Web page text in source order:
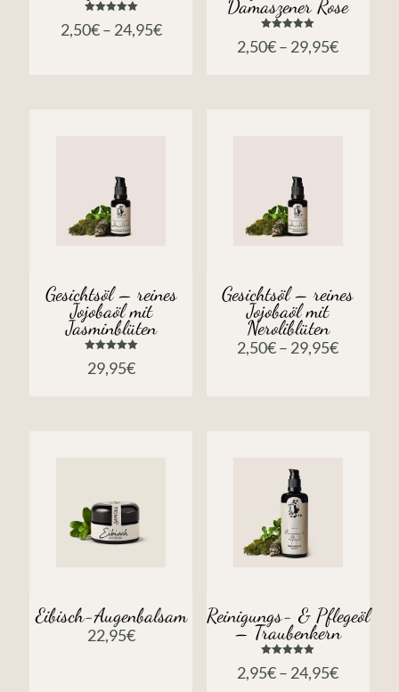
mit
2,50€– 24,95€
Damaszener Rose
mit
2,50€– 29,95€
Gesichtsöl – reines
Jojobaöl mit
Jasminblüten
mit
5.00
29,95€
Gesichtsöl – reines
Jojobaöl mit
Neroliblüten
2,50€– 29,95€
Eibisch-Augenbalsam
22,95€
Reinigungs- & Pflegeöl
– Traubenkern
mit
2,95€– 24,95€